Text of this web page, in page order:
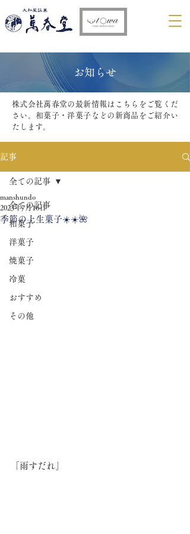
​お知らせ
株式会社萬春堂の最新情報はこちらをご覧くだ
さい。和菓子・洋菓子などの新商品をご紹介い
たします。
記事
全ての記事
和菓子
洋菓子
焼菓子
冷菓
おすすめ
その他
全ての記事
季節の上生菓子☀️☀️🌺
manshundo
2023年7月16日
「雨すだれ」